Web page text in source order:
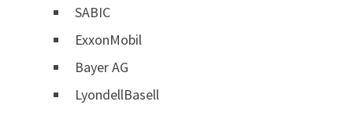
SABIC
ExxonMobil
Bayer AG
LyondellBasell